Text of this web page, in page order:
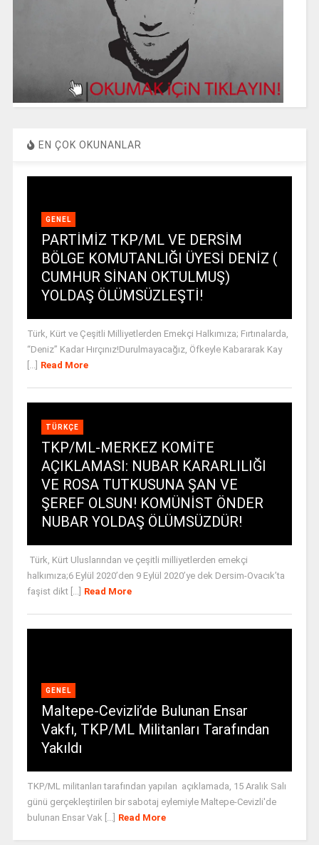
EN ÇOK OKUNANLAR
GENEL
PARTİMİZ TKP/ML VE DERSİM
BÖLGE KOMUTANLIĞI ÜYESİ DENİZ (
CUMHUR SİNAN OKTULMUŞ)
YOLDAŞ ÖLÜMSÜZLEŞTİ!
Türk, Kürt ve Çeşitli Milliyetlerden Emekçi Halkımıza; Fırtınalarda,
“Deniz” Kadar Hırçınız!Durulmayacağız, Öfkeyle Kabararak Kay
Read More
TÜRKÇE
TKP/ML-MERKEZ KOMİTE
AÇIKLAMASI: NUBAR KARARLILIĞI
VE ROSA TUTKUSUNA ŞAN VE
ŞEREF OLSUN! KOMÜNİST ÖNDER
NUBAR YOLDAŞ ÖLÜMSÜZDÜR!
Türk, Kürt Uluslarından ve çeşitli milliyetlerden emekçi
halkımıza;6 Eylül 2020’den 9 Eylül 2020’ye dek Dersim-Ovacık’ta
faşist dikt [...]
Read More
GENEL
Maltepe-Cevizli’de Bulunan Ensar
Vakfı, TKP/ML Militanları Tarafından
Yakıldı
TKP/ML militanları tarafından yapılan açıklamada, 15 Aralık Salı
günü gerçekleştirilen bir sabotaj eylemiyle Maltepe-Cevizli'de
bulunan Ensar Vak [...]
Read More